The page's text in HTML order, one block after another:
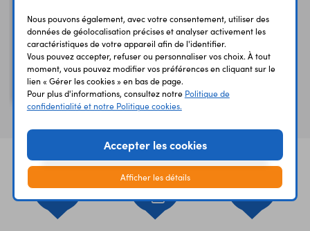
Fiche mâle TG213M
stéréo 6,35 mm métal
Nous pouvons également, avec votre consentement, utiliser des
données de géolocalisation précises et analyser activement les
caractéristiques de votre appareil afin de l'identifier.
Vous pouvez accepter, refuser ou personnaliser vos choix. À tout
moment, vous pouvez modifier vos préférences en cliquant sur le
lien « Gérer les cookies » en bas de page.
Pour plus d'informations, consultez notre Politique de
confidentialité et notre Politique cookies.
Accepter les cookies
Afficher les détails